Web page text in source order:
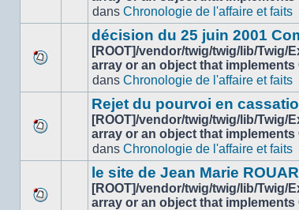
nouveau
message
dans Chronologie de l'affaire et faits
nouveau
message
décision du 25 juin 2001
[ROOT]/vendor/twig/twig/lib/Twig/
array or an object that implements
dans Chronologie de l'affaire et faits
nouveau
message
Rejet du pourvoi en
[ROOT]/vendor/twig/twig/lib/Twig/
array or an object that implements
dans Chronologie de l'affaire et faits
le site de Jean Marie
[ROOT]/vendor/twig/twig/lib/Twig/
array or an object that implements